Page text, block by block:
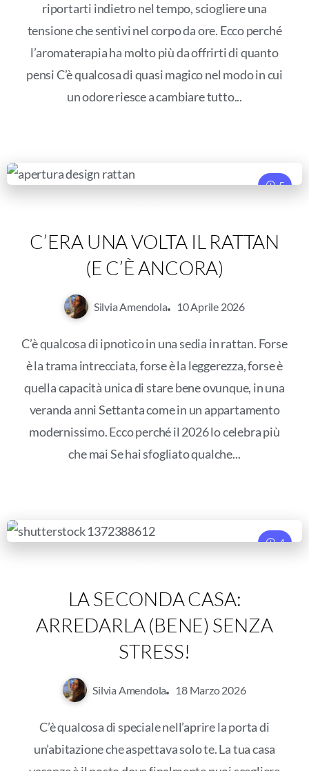
riportarti indietro nel tempo, sciogliere una
tensione che sentivi nel corpo da ore. Ecco perché
l’aromaterapia ha molto più da offrirti di quanto
pensi C’è qualcosa di quasi magico nel modo in cui
un odore riesce a cambiare tutto...
5
C’ERA UNA VOLTA IL RATTAN
(E C’È ANCORA)
Silvia Amendola 10 Aprile 2026
C’è qualcosa di ipnotico in una sedia in rattan. Forse
è la trama intrecciata, forse è la leggerezza, forse è
quella capacità unica di stare bene ovunque, in una
veranda anni Settanta come in un appartamento
modernissimo. Ecco perché il 2026 lo celebra più
che mai Se hai sfogliato qualche...
4
LA SECONDA CASA:
ARREDARLA (BENE) SENZA
STRESS!
Silvia Amendola 18 Marzo 2026
C’è qualcosa di speciale nell’aprire la porta di
un’abitazione che aspettava solo te. La tua casa